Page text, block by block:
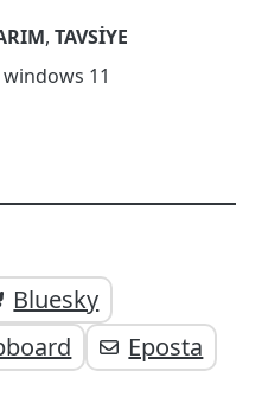
,TAVSIYE
windows 11
Bluesky
Eposta